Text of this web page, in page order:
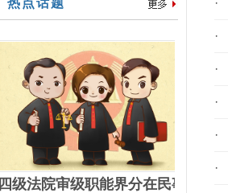
热点话题
四级法院审级职能界分在民事
·
·
·
·
·
·